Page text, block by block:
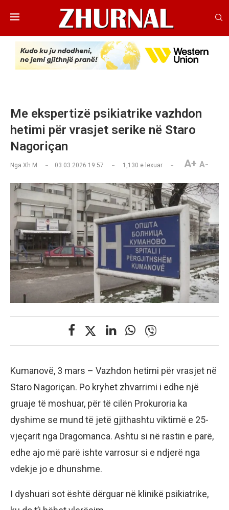
Me ekspertizë psikiatrike vazhdon
hetimi për vrasjet serike në Staro
Nagoriçan
Nga Xh M 03.03.2026 19:57 1,130 e lexuar A+ A-
Kumanovë, 3 mars – Vazhdon hetimi për vrasjet në
Staro Nagoriçan. Po kryhet zhvarrimi i edhe një
gruaje të moshuar, për të cilën Prokuroria ka
dyshime se mund të jetë gjithashtu viktimë e 25-
vjeçarit nga Dragomanca. Ashtu si në rastin e parë,
edhe ajo më parë ishte varrosur si e ndjerë nga
vdekje jo e dhunshme.
I dyshuari sot është dërguar në klinikë psikiatrike,